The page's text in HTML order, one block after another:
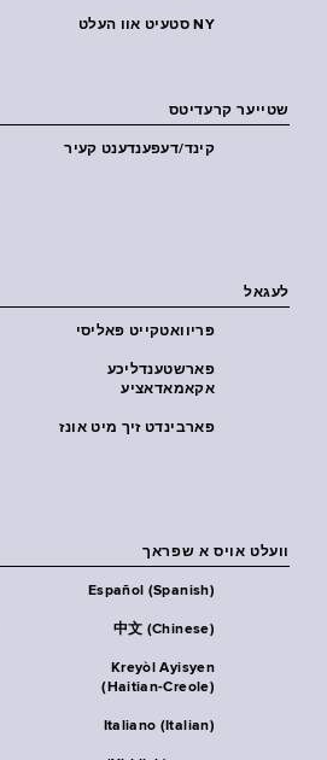
NY סטעיט אוו העלט
שטייער קרעדיטס
קינד/דעפענדענט קעיר
לעגאל
פּריוואטקייט פּאליסי
פארשטענדליכע
אקאמאדאציע
פארבינדט זיך מיט אונז
וועלט אויס א שפראך
Español (Spanish)
中文 (Chinese)
Kreyòl Ayisyen
(Haitian-Creole)
Italiano (Italian)